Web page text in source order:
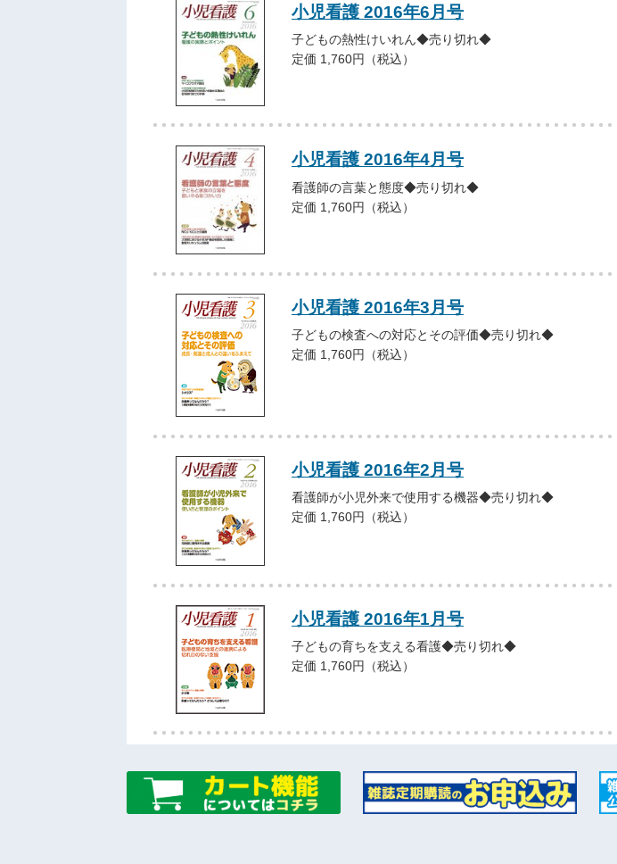
小児看護 2016年6月号
子どもの熱性けいれん◆売り切れ◆
定価 1,760円（税込）
小児看護 2016年4月号
看護師の言葉と態度◆売り切れ◆
定価 1,760円（税込）
小児看護 2016年3月号
子どもの検査への対応とその評価◆売り切れ◆
定価 1,760円（税込）
小児看護 2016年2月号
看護師が小児外来で使用する機器◆売り切れ◆
定価 1,760円（税込）
小児看護 2016年1月号
子どもの育ちを支える看護◆売り切れ◆
定価 1,760円（税込）